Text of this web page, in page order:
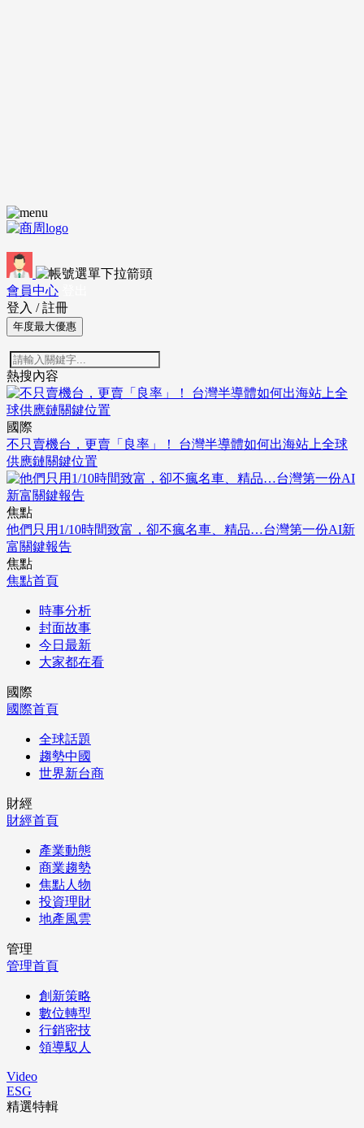
會員中心
登入 / 註冊
年度最大優惠
熱搜內容
國際
不只賣機台，更賣「良率」！ 台灣半導體如何出海站上全球
供應鏈關鍵位置
焦點
他們只用1/10時間致富，卻不瘋名車、精品…台灣第一份AI新
富關鍵報告
焦點
焦點首頁
時事分析
封面故事
今日最新
大家都在看
國際
國際首頁
全球話題
趨勢中國
世界新台商
財經
財經首頁
產業動態
商業趨勢
焦點人物
投資理財
地產風雲
管理
管理首頁
創新策略
數位轉型
行銷密技
領導馭人
Video
ESG
精選特輯